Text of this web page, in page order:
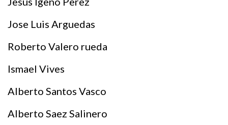
Jose Luis Arguedas
Roberto Valero rueda
Ismael Vives
Alberto Santos Vasco
Alberto Saez Salinero